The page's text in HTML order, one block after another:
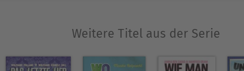
Weitere Titel aus der Serie